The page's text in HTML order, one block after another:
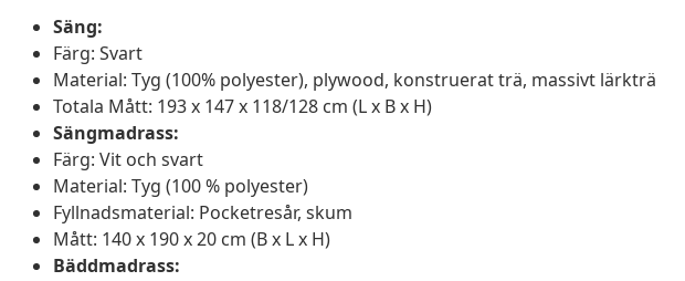
Säng:
Färg: Svart
Material: Tyg (100% polyester), plywood, konstruerat trä, massivt lärkträ
Totala Mått: 193 x 147 x 118/128 cm (L x B x H)
Sängmadrass:
Färg: Vit och svart
Material: Tyg (100 % polyester)
Fyllnadsmaterial: Pocketresår, skum
Mått: 140 x 190 x 20 cm (B x L x H)
Bäddmadrass: